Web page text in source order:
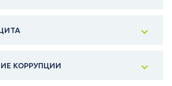
КОРРУПЦИИ